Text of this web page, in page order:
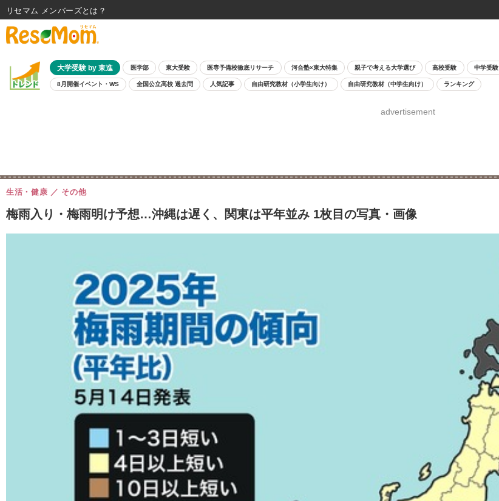
大学受験 by 東進 医学部 東大受験 医専予備校徹底リサーチ 河合塾×東大特集 親子で考える大学選び 高校受験 中学受験
8月開催イベント・WS 全国公立高校 過去問 人気記事 自由研究教材（小学生向け） 自由研究教材（中学生向け） ランキング
advertisement
梅雨入り・梅雨明け予想…沖縄は遅く、関東は平年並み 1枚目の写真・画像
生活・健康 その他
リセマム メンバーズ